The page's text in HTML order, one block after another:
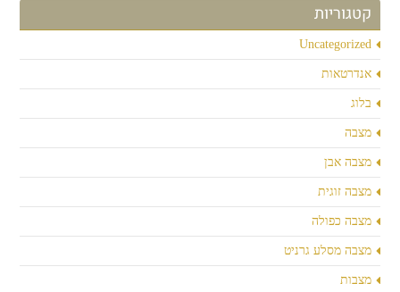
קטגוריות
Uncategorized
אנדרטאות
בלוג
מצבה
מצבה אבן
מצבה זוגית
מצבה כפולה
מצבה מסלע גרניט
מצבות